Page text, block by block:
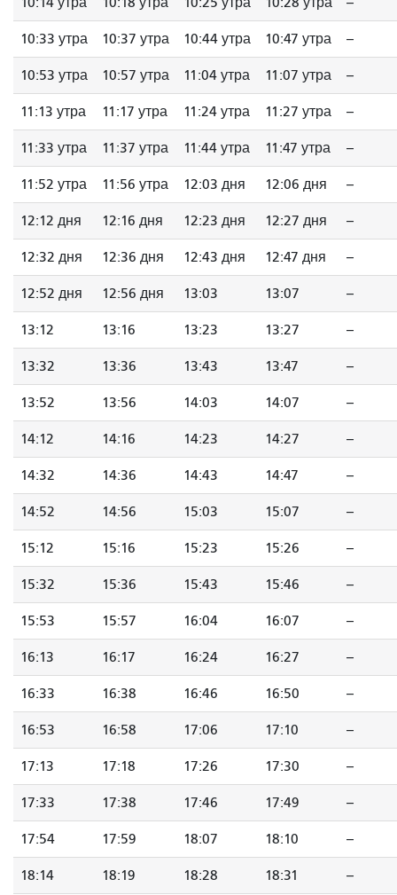
10:33 утра 10:37 утра 10:44 утра 10:47 утра --
10:53 утра 10:57 утра 11:04 утра 11:07 утра --
11:13 утра 11:17 утра 11:24 утра 11:27 утра --
11:33 утра 11:37 утра 11:44 утра 11:47 утра --
11:52 утра 11:56 утра 12:03 дня 12:06 дня --
12:12 дня 12:16 дня 12:23 дня 12:27 дня --
12:32 дня 12:36 дня 12:43 дня 12:47 дня --
12:52 дня 12:56 дня 13:03 13:07 --
13:12 13:16 13:23 13:27 --
13:32 13:36 13:43 13:47 --
13:52 13:56 14:03 14:07 --
14:12 14:16 14:23 14:27 --
14:32 14:36 14:43 14:47 --
14:52 14:56 15:03 15:07 --
15:12 15:16 15:23 15:26 --
15:32 15:36 15:43 15:46 --
15:53 15:57 16:04 16:07 --
16:13 16:17 16:24 16:27 --
16:33 16:38 16:46 16:50 --
16:53 16:58 17:06 17:10 --
17:13 17:18 17:26 17:30 --
17:33 17:38 17:46 17:49 --
17:54 17:59 18:07 18:10 --
18:14 18:19 18:28 18:31 --